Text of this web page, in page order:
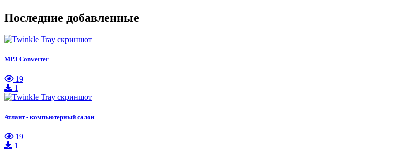
Последние добавленные
MP3 Converter
19
1
Атлант - компьютерный салон
19
1